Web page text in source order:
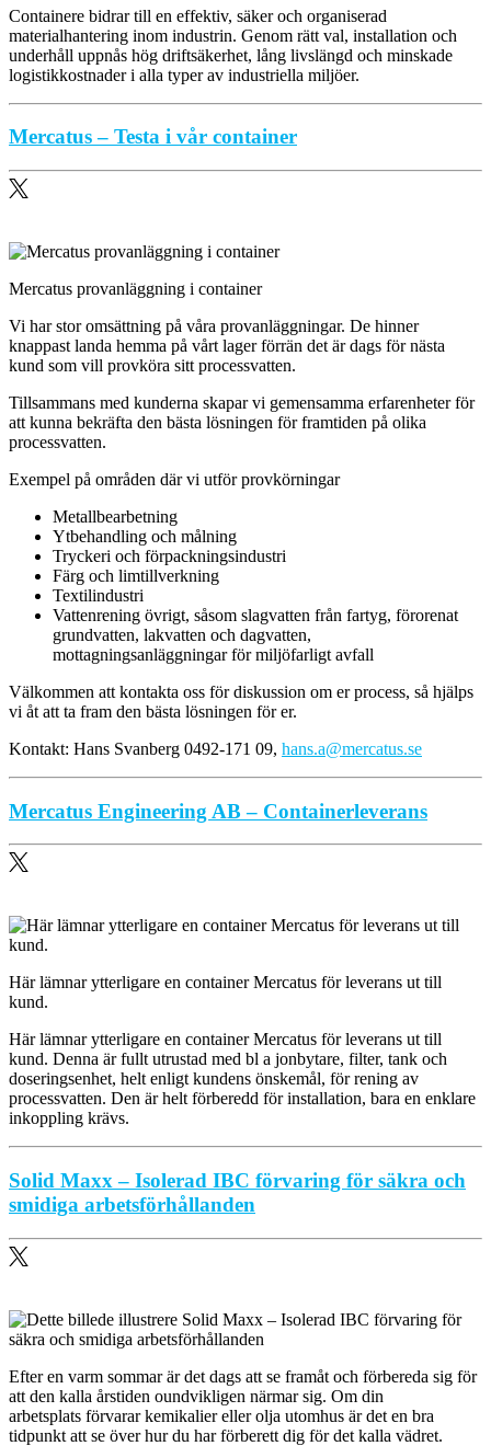
Containere bidrar till en effektiv, säker och organiserad
materialhantering inom industrin. Genom rätt val, installation och
underhåll uppnås hög driftsäkerhet, lång livslängd och minskade
logistikkostnader i alla typer av industriella miljöer.
Mercatus – Testa i vår container
Mercatus provanläggning i container
Vi har stor omsättning på våra provanläggningar. De hinner
knappast landa hemma på vårt lager förrän det är dags för nästa
kund som vill provköra sitt processvatten.
Tillsammans med kunderna skapar vi gemensamma erfarenheter för
att kunna bekräfta den bästa lösningen för framtiden på olika
processvatten.
Exempel på områden där vi utför provkörningar
Metallbearbetning
Ytbehandling och målning
Tryckeri och förpackningsindustri
Färg och limtillverkning
Textilindustri
Vattenrening övrigt, såsom slagvatten från fartyg, förorenat
grundvatten, lakvatten och dagvatten,
mottagningsanläggningar för miljöfarligt avfall
Välkommen att kontakta oss för diskussion om er process, så hjälps
vi åt att ta fram den bästa lösningen för er.
Kontakt: Hans Svanberg 0492-171 09, hans.a@mercatus.se
Mercatus Engineering AB – Containerleverans
Här lämnar ytterligare en container Mercatus för leverans ut till
kund.
Här lämnar ytterligare en container Mercatus för leverans ut till
kund. Denna är fullt utrustad med bl a jonbytare, filter, tank och
doseringsenhet, helt enligt kundens önskemål, för rening av
processvatten. Den är helt förberedd för installation, bara en enklare
inkoppling krävs.
Solid Maxx – Isolerad IBC förvaring för säkra och
smidiga arbetsförhållanden
Efter en varm sommar är det dags att se framåt och förbereda sig för
att den kalla årstiden oundvikligen närmar sig. Om din
arbetsplats förvarar kemikalier eller olja utomhus är det en bra
tidpunkt att se över hur du har förberett dig för det kalla vädret.